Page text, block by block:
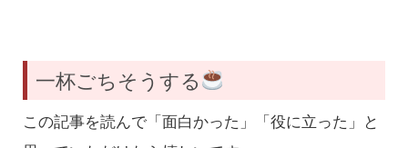
一杯ごちそうする
この記事を読んで「面白かった」「役に立った」と